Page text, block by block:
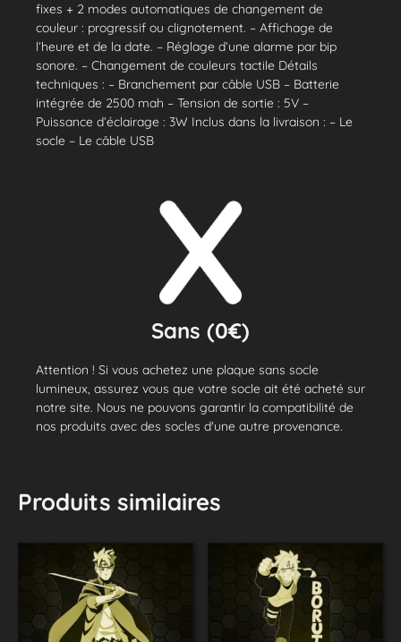
fixes + 2 modes automatiques de changement de
couleur : progressif ou clignotement. – Affichage de
l’heure et de la date. – Réglage d’une alarme par bip
sonore. – Changement de couleurs tactile Détails
techniques : – Branchement par câble USB – Batterie
intégrée de 2500 mah – Tension de sortie : 5V –
Puissance d’éclairage : 3W Inclus dans la livraison : – Le
socle – Le câble USB
Sans (0€)
Attention ! Si vous achetez une plaque sans socle
lumineux, assurez vous que votre socle ait été acheté sur
notre site. Nous ne pouvons garantir la compatibilité de
nos produits avec des socles d'une autre provenance.
Produits similaires